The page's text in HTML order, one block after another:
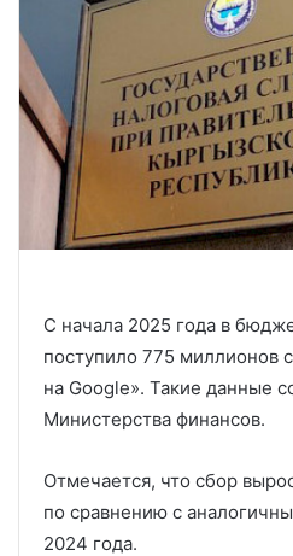
С начала 2025 года в
поступило 775 миллионов
на Google». Такие данные
Министерства финансов.
Отмечается, что сбор
по сравнению с
2024 года.